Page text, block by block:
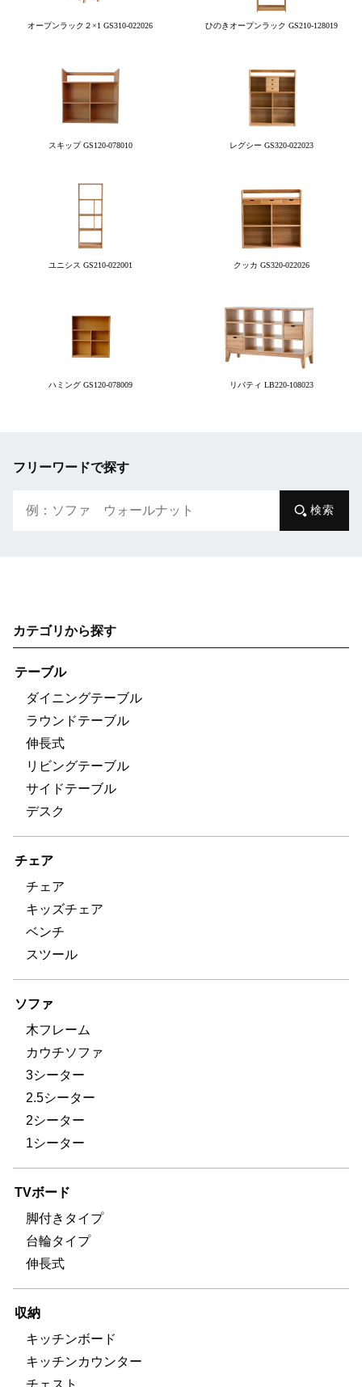
オープンラック２×1 GS310-022026 ひのきオープンラック GS210-128019
スキップ GS120-078010 レグシー GS320-022023
ユニシス GS210-022001 クッカ GS320-022026
ハミング GS120-078009 リバティ LB220-108023
フリーワードで探す
検索
カテゴリから探す
テーブル
ダイニングテーブル
ラウンドテーブル
伸長式
リビングテーブル
サイドテーブル
デスク
チェア
チェア
キッズチェア
ベンチ
スツール
ソファ
木フレーム
カウチソファ
3シーター
2.5シーター
2シーター
1シーター
TVボード
脚付きタイプ
台輪タイプ
伸長式
収納
キッチンボード
キッチンカウンター
チェスト